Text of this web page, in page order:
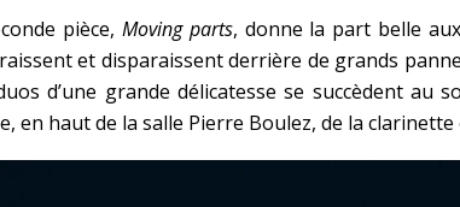
pièce, Moving parts, donne la part belle
et disparaissent derrière de grands
d’une grande délicatesse se succèdent au
en haut de la salle Pierre Boulez, de la